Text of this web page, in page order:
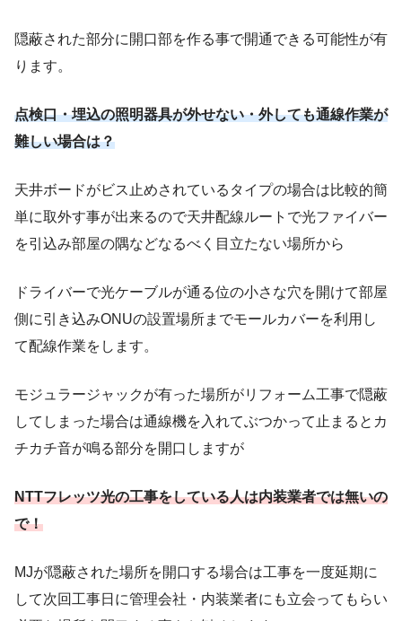
隠蔽された部分に開口部を作る事で開通できる可能性が有
ります。
点検口・埋込の照明器具が外せない・外しても通線作業が
難しい場合は？
天井ボードがビス止めされているタイプの場合は比較的簡
単に取外す事が出来るので天井配線ルートで光ファイバー
を引込み部屋の隅などなるべく目立たない場所から
ドライバーで光ケーブルが通る位の小さな穴を開けて部屋
側に引き込みONUの設置場所までモールカバーを利用し
て配線作業をします。
モジュラージャックが有った場所がリフォーム工事で隠蔽
してしまった場合は通線機を入れてぶつかって止まるとカ
チカチ音が鳴る部分を開口しますが
NTTフレッツ光の工事をしている人は内装業者では無いの
で！
MJが隠蔽された場所を開口する場合は工事を一度延期に
して次回工事日に管理会社・内装業者にも立会ってもらい